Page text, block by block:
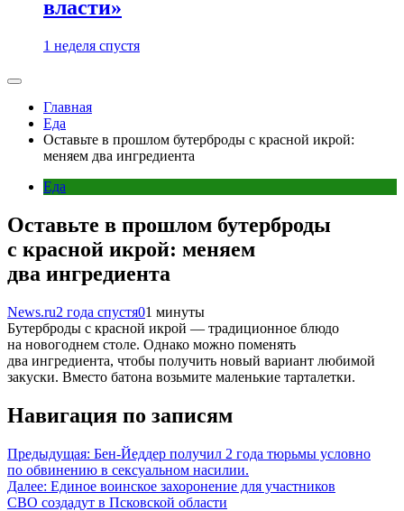
власти»
1 неделя спустя
Главная
Еда
Оставьте в прошлом бутерброды с красной икрой:
меняем два ингредиента
Еда
Оставьте в прошлом бутерброды
с красной икрой: меняем
два ингредиента
News.ru2 года спустя01 минуты
Бутерброды с красной икрой — традиционное блюдо
на новогоднем столе. Однако можно поменять
два ингредиента, чтобы получить новый вариант любимой
закуски. Вместо батона возьмите маленькие тарталетки.
Навигация по записям
Предыдущая: Бен-Йеддер получил 2 года тюрьмы условно
по обвинению в сексуальном насилии.
Далее: Единое воинское захоронение для участников
СВО создадут в Псковской области